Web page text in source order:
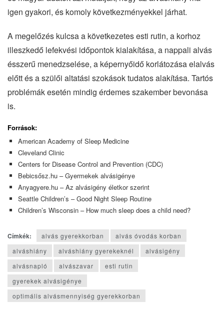
igen gyakori, és komoly következményekkel járhat.
A megelőzés kulcsa a következetes esti rutin, a korhoz
illeszkedő lefekvési időpontok kialakítása, a nappali alvás
ésszerű menedzselése, a képernyőidő korlátozása elalvás
előtt és a szülői altatási szokások tudatos alakítása. Tartós
problémák esetén mindig érdemes szakember bevonása
is.
Források:
American Academy of Sleep Medicine
Cleveland Clinic
Centers for Disease Control and Prevention (CDC)
Bebicsősz.hu – Gyermekek alvásigénye
Anyagyere.hu – Az alvásigény életkor szerint
Seattle Children’s – Good Night Sleep Routine
Children’s Wisconsin – How much sleep does a child need?
Címkék: alvás gyerekkorban
alvás óvodás korban
alváshiány
alváshiány gyerekeknél
alvásigény
alvásnapló
alvászavar
esti rutin
gyerekek alvásigénye
optimális alvásmennyiség gyerekkorban